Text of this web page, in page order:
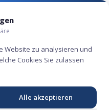
Gesundheits-
dfrxta.com ★ ★★
Website zu analysieren und
Cookies Sie zulassen
Alle akzeptieren